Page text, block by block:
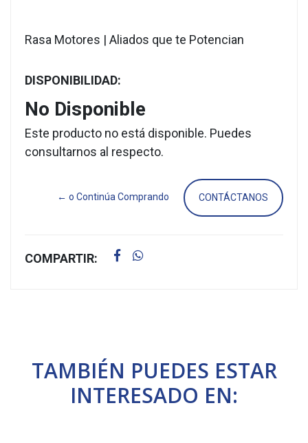
Rasa Motores | Aliados que te Potencian
DISPONIBILIDAD:
No Disponible
Este producto no está disponible. Puedes
consultarnos al respecto.
CONTÁCTANOS
← o Continúa Comprando
COMPARTIR:
TAMBIÉN PUEDES ESTAR
INTERESADO EN: